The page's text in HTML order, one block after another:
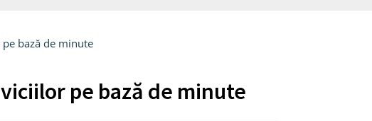
bază de minute
pe bază de minute